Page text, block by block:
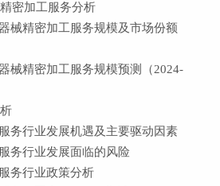
密加工服务分析
械精密加工服务规模及市场份额
械精密加工服务规模预测（2024-
务行业发展机遇及主要驱动因素
务行业发展面临的风险
务行业政策分析